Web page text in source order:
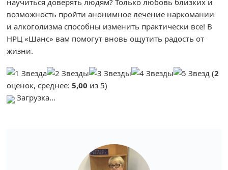
научиться доверять людям? Только любовь близких и
возможность пройтианонимное лечение наркомании
и алкоголизма способны изменить практически все! В
НРЦ «Шанс» вам помогут вновь ощутить радость от
жизни.
(2
оценок, среднее:5,00 из 5)
Загрузка...